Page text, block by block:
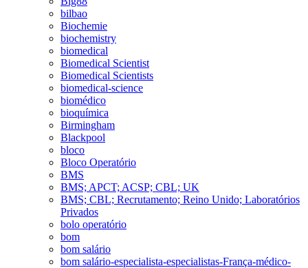
bilbao
Biochemie
biochemistry
biomedical
Biomedical Scientist
Biomedical Scientists
biomedical-science
biomédico
bioquímica
Birmingham
Blackpool
bloco
Bloco Operatório
BMS
BMS; APCT; ACSP; CBL; UK
BMS; CBL; Recrutamento; Reino Unido; Laboratórios
Privados
bolo operatório
bom
bom salário
bom salário-especialista-especialistas-França-médico-